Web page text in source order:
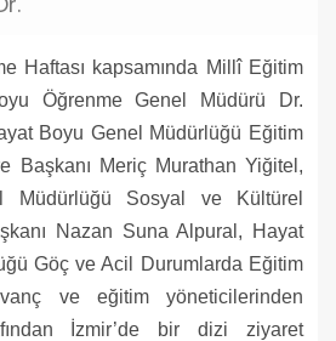
Haftası kapsamında Millî Eğitim
Öğrenme Genel Müdürü Dr.
Boyu Genel Müdürlüğü Eğitim
Başkanı Meriç Murathan Yiğitel,
Müdürlüğü Sosyal ve Kültürel
Nazan Suna Alpural, Hayat
Göç ve Acil Durumlarda Eğitim
ve eğitim yöneticilerinden
İzmir’de bir dizi ziyaret